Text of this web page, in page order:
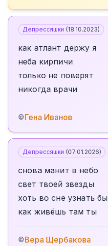
Депрессяшки (18.10.2023)
как атлант держу я
неба кирпичи
только не поверят
никогда врачи
©Гена Иванов
Депрессяшки (07.01.2026)
снова манит в небо
свет твоей звезды
хоть во сне узнать бы
как живёшь там ты
©Вера Щербакова